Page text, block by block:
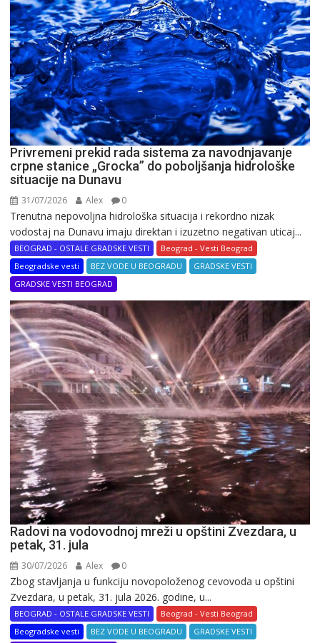
Privremeni prekid rada sistema za navodnjavanje
crpne stanice „Grocka” do poboljšanja hidrološke
situacije na Dunavu
31/07/2026 Alex 0
Trenutna nepovoljna hidrološka situacija i rekordno nizak
vodostaj na Dunavu imaju direktan i izuzetno negativan uticaj...
BEOGRAD - OSTALE GRADSKE VESTI
Beograd - Vesti Beograd
Beogradske vesti
BEZ VODE U BEOGRADU
GRADSKE VESTI
GRADSKE VESTI BEOGRAD
Radovi na vodovodnoj mreži u opštini Zvezdara, u
petak, 31. jula
30/07/2026 Alex 0
Zbog stavljanja u funkciju novopoloženog cevovoda u opštini
Zvezdara, u petak, 31. jula 2026. godine, u...
BEOGRAD - OSTALE GRADSKE VESTI
Beograd - Vesti Beograd
Beogradske vesti
BEZ VODE U BEOGRADU
GRADSKE VESTI